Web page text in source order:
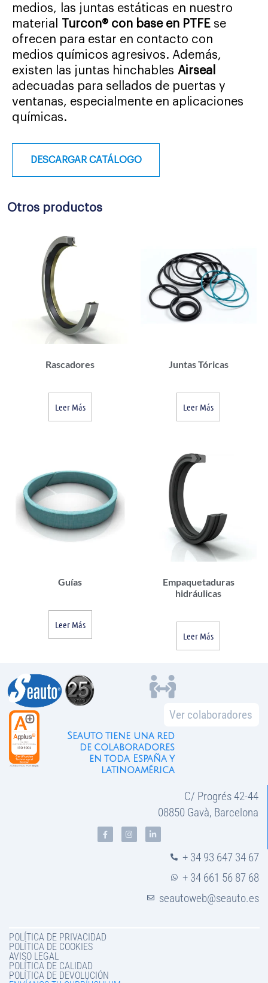
medios, las juntas estáticas en nuestro
material
Turcon® con base en PTFEse
ofrecen para estar en contacto con
medios químicos agresivos. Además,
existen las juntas hinchables Airseal
adecuadas para sellados de puertas y
ventanas, especialmente en aplicaciones
químicas.
DESCARGAR CATÁLOGO
Otros productos
Rascadores
Leer Más
Juntas Tóricas
Leer Más
Guías
Leer Más
Empaquetaduras
hidráulicas
Leer Más
Ver colaboradores
Seauto tiene una red
de colaboradores
en toda España y
latinoamérica
POLÍTICA DE PRIVACIDAD
POLÍTICA DE COOKIES
AVISO LEGAL
POLÍTICA DE CALIDAD
POLÍTICA DE DEVOLUCIÓN
C/ Progrés 42-44
08850 Gavà, Barcelona
+ 34 93 647 34 67
+ 34 661 56 87 68
seautoweb@seauto.es